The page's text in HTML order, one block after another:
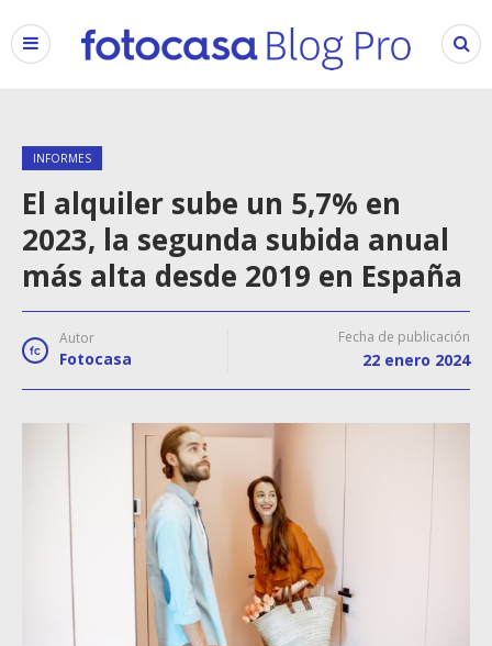
INFORMES
El alquiler sube un 5,7% en
2023, la segunda subida anual
más alta desde 2019 en España
Autor
Fotocasa
Fecha de publicación
22 enero 2024